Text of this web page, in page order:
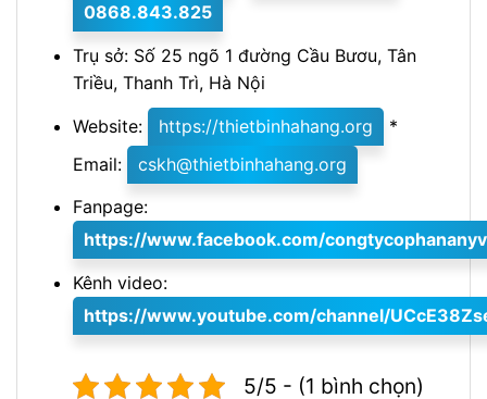
0868.843.825
Trụ sở: Số 25 ngõ 1 đường Cầu Bươu, Tân
Triều, Thanh Trì, Hà Nội
Website:
https://thietbinhahang.org
*
Email:
cskh@thietbinhahang.org
Fanpage:
https://www.facebook.com/
Kênh video:
https://www.youtube.com/channel/
5/5 - (1 bình chọn)